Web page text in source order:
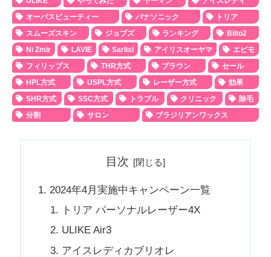
オーパスビューティー
パナソニック
トリア
スムーズスキン
ジョブズ ランキング
Biito2
Ni Zmir
LAVIE Sarlisi アイリスオーヤマ
エピモ
フィリップス
THR方式 ブラウン
セール
HPL方式
USPL方式 レーザー方式
効果
SHR方式
SSC方式 トラブル クリニック
除毛
分割
サロン ブラジリアンワックス
目次
2024年4月実施中キャンペーン一覧
トリア パーソナルレーザー4X
ULIKE Air3
アイスレディカブリオレ